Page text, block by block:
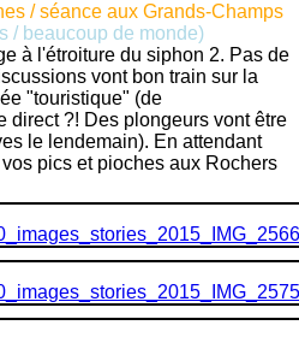
/ séance aux Grands-Champs
/ beaucoup de monde)
à l'étroiture du siphon 2. Pas de
vont bon train sur la
"touristique" (de
direct ?! Des plongeurs vont être
le lendemain). En attendant
pics et pioches aux Rochers